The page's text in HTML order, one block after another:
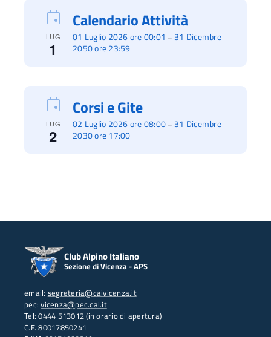
LUG
1
01 Luglio 2026 ore 00:01 – 31 Dicembre
2050 ore 23:59
Calendario Attività
LUG
2
02 Luglio 2026 ore 08:00– 31 Dicembre
2030 ore 17:00
Corsi e Gite
Club Alpino Italiano
Sezione di Vicenza - APS
email: segreteria@caivicenza.it
pec:vicenza@pec.cai.it
Tel: 0444 513012 (in orario di apertura)
C.F. 80017850241